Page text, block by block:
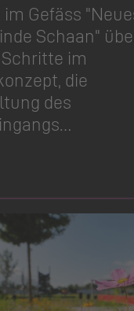
Gefäss
Schaan"
im
die
des